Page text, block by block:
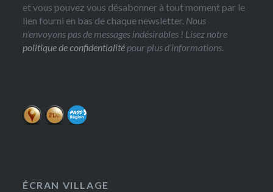
et vous pouvez vous désabonner à tout moment par le
lien fourni en bas de chaque newsletter. Nous
n’envoyons pas de messages indésirables ! Lisez notre
politique de confidentialité pour plus d’informations.
ÉCRAN VILLAGE